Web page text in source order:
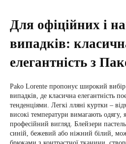
Для офіційних і
випадків:
елегантність з
Pako Lorente пропонує широкий вибір
випадків, де класична елегантність
тенденціями. Легкі лляні куртки –
високі температури вимагають одягу,
професійний вигляд. Блейзери
синій, бежевий або ніжний білий,